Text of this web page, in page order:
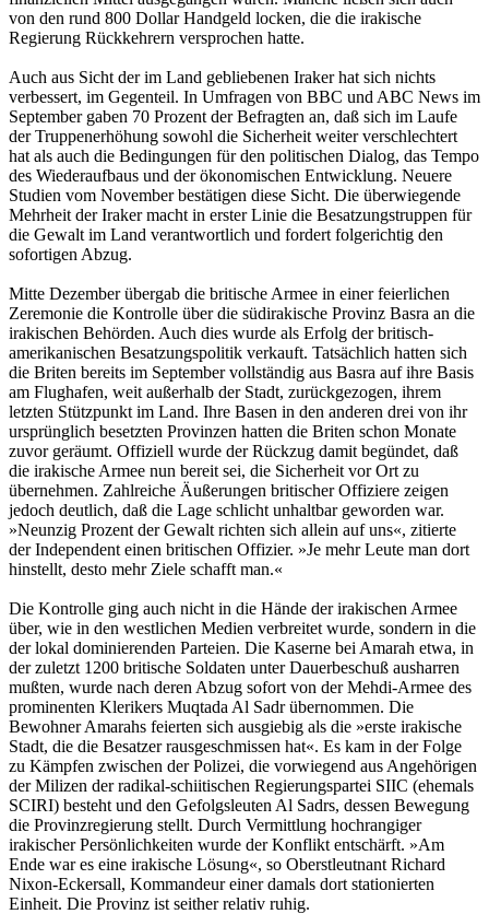
von den rund 800 Dollar Handgeld locken, die die irakische
Regierung Rückkehrern versprochen hatte.
Auch aus Sicht der im Land gebliebenen Iraker hat sich nichts
verbessert, im Gegenteil. In Umfragen von BBC und ABC News im
September gaben 70 Prozent der Befragten an, daß sich im Laufe
der Truppenerhöhung sowohl die Sicherheit weiter verschlechtert
hat als auch die Bedingungen für den politischen Dialog, das Tempo
des Wiederaufbaus und der ökonomischen Entwicklung. Neuere
Studien vom November bestätigen diese Sicht. Die überwiegende
Mehrheit der Iraker macht in erster Linie die Besatzungstruppen für
die Gewalt im Land verantwortlich und fordert folgerichtig den
sofortigen Abzug.
Mitte Dezember übergab die britische Armee in einer feierlichen
Zeremonie die Kontrolle über die südirakische Provinz Basra an die
irakischen Behörden. Auch dies wurde als Erfolg der britisch-
amerikanischen Besatzungspolitik verkauft. Tatsächlich hatten sich
die Briten bereits im September vollständig aus Basra auf ihre Basis
am Flughafen, weit außerhalb der Stadt, zurückgezogen, ihrem
letzten Stützpunkt im Land. Ihre Basen in den anderen drei von ihr
ursprünglich besetzten Provinzen hatten die Briten schon Monate
zuvor geräumt. Offiziell wurde der Rückzug damit begündet, daß
die irakische Armee nun bereit sei, die Sicherheit vor Ort zu
übernehmen. Zahlreiche Äußerungen britischer Offiziere zeigen
jedoch deutlich, daß die Lage schlicht unhaltbar geworden war.
»Neunzig Prozent der Gewalt richten sich allein auf uns«, zitierte
der Independent einen britischen Offizier. »Je mehr Leute man dort
hinstellt, desto mehr Ziele schafft man.«
Die Kontrolle ging auch nicht in die Hände der irakischen Armee
über, wie in den westlichen Medien verbreitet wurde, sondern in die
der lokal dominierenden Parteien. Die Kaserne bei Amarah etwa, in
der zuletzt 1200 britische Soldaten unter Dauerbeschuß ausharren
mußten, wurde nach deren Abzug sofort von der Mehdi-Armee des
prominenten Klerikers Muqtada Al Sadr übernommen. Die
Bewohner Amarahs feierten sich ausgiebig als die »erste irakische
Stadt, die die Besatzer rausgeschmissen hat«. Es kam in der Folge
zu Kämpfen zwischen der Polizei, die vorwiegend aus Angehörigen
der Milizen der radikal-schiitischen Regierungspartei SIIC (ehemals
SCIRI) besteht und den Gefolgsleuten Al Sadrs, dessen Bewegung
die Provinzregierung stellt. Durch Vermittlung hochrangiger
irakischer Persönlichkeiten wurde der Konflikt entschärft. »Am
Ende war es eine irakische Lösung«, so Oberstleutnant Richard
Nixon-Eckersall, Kommandeur einer damals dort stationierten
Einheit. Die Provinz ist seither relativ ruhig.